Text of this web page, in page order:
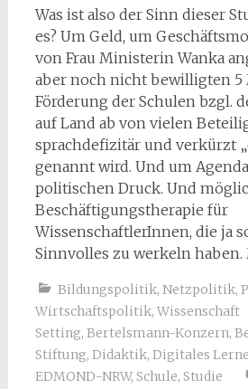
Was ist also der Sinn dieser
es? Um Geld, um
von Frau Ministerin Wanka
aber noch nicht bewilligten 5
Förderung der Schulen bzgl.
auf Land ab von vielen
sprachdefizitär und verkürzt
genannt wird. Und um
politischen Druck. Und
Beschäftigungstherapie für
WissenschaftlerInnen, die ja
Sinnvolles zu werkeln haben.
Bildungspolitik, Netzpolitik,
Wirtschaftspolitik, Wissenschaft
Setting, Bertelsmann-Konzern,
Stiftung, Didaktik, Digitales
EDMOND-NRW, Schule, Studie